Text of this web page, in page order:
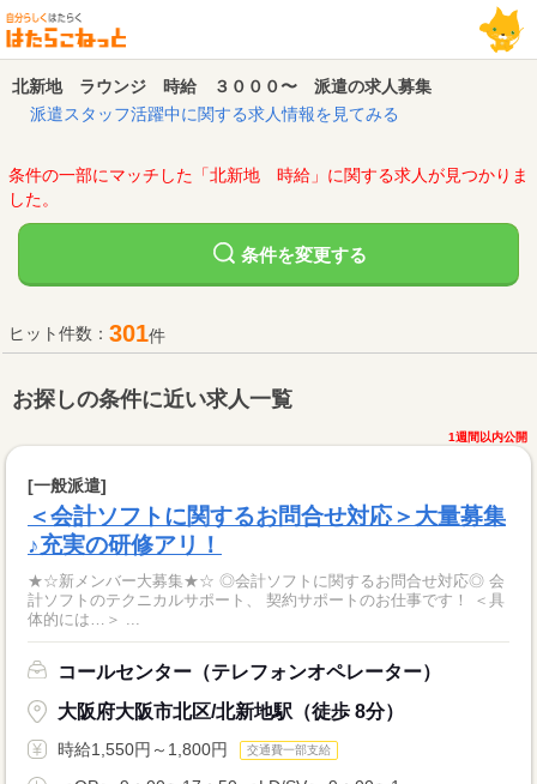
北新地 ラウンジ 時給 ３０００〜 派遣の求人募集
派遣スタッフ活躍中に関する求人情報を見てみる
条件の一部にマッチした「北新地 時給」に関する求人が見つかりま
した。
条件を変更する
ヒット件数： 301件
お探しの条件に近い求人一覧
1週間以内公開
[一般派遣]
＜会計ソフトに関するお問合せ対応＞大量募集
♪充実の研修アリ！
★☆新メンバー大募集★☆ ◎会計ソフトに関するお問合せ対応◎ 会
計ソフトのテクニカルサポート、 契約サポートのお仕事です！ ＜具
体的には…＞ ...
コールセンター（テレフォンオペレーター）
大阪府大阪市北区/北新地駅（徒歩 8分）
時給1,550円～1,800円 交通費一部支給